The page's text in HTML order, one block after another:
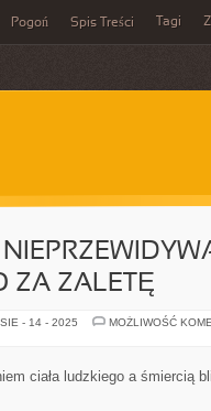
Pogoń Spis Treści Tagi
ZA ZALETĘ
- 14 - 2025 MOŻLIWOŚĆ
ciała ludzkiego a śmiercią